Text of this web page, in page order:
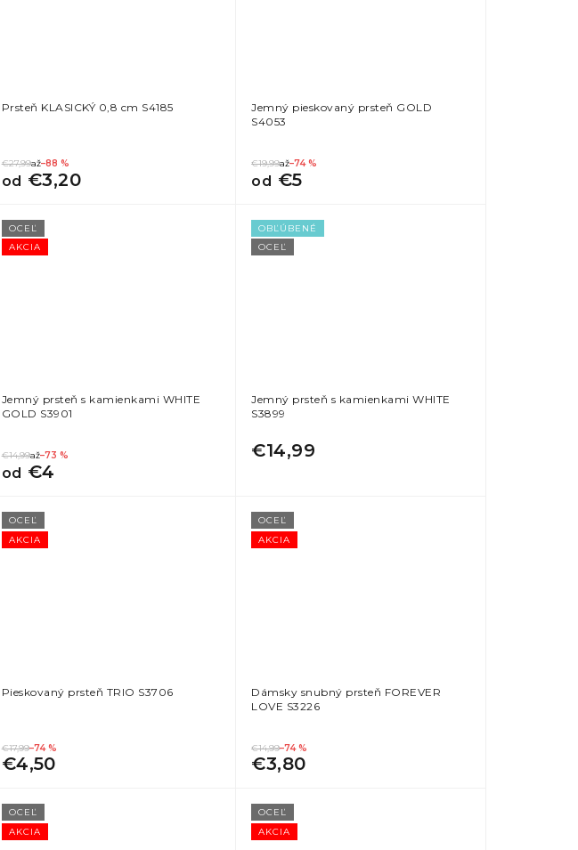
Prsteň KLASICKÝ 0,8 cm S4185
€27,99až–88 %
od €3,20
Jemný pieskovaný prsteň GOLD
S4053
€19,99až–74 %
od €5
AKCIA
OCEĽ
Jemný prsteň s kamienkami WHITE
GOLD S3901
€14,99až–73 %
od €4
OBĽÚBENÉ
OCEĽ
Jemný prsteň s kamienkami WHITE
S3899
€14,99
AKCIA
OCEĽ
Pieskovaný prsteň TRIO S3706
€17,99–74 %
€4,50
AKCIA
OCEĽ
Dámsky snubný prsteň FOREVER
LOVE S3226
€14,99–74 %
€3,80
AKCIA
OCEĽ
AKCIA
OCEĽ